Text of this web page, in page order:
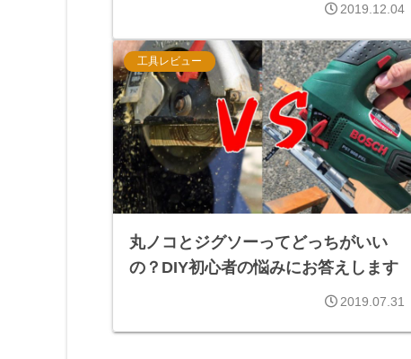
2019.12.04
工具レビュー
丸ノコとジグソーってどっちがいい
の？DIY初心者の悩みにお答えします
2019.07.31